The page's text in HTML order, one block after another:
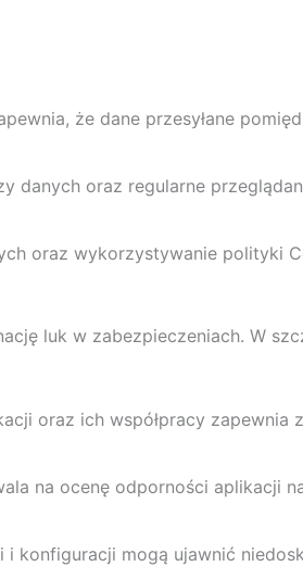
że dane przesyłane
danych oraz regularne
oraz wykorzystywanie polityki
luk w zabezpieczeniach. W
oraz ich współpracy zapewnia
na ocenę odporności aplikacji
konfiguracji mogą ujawnić